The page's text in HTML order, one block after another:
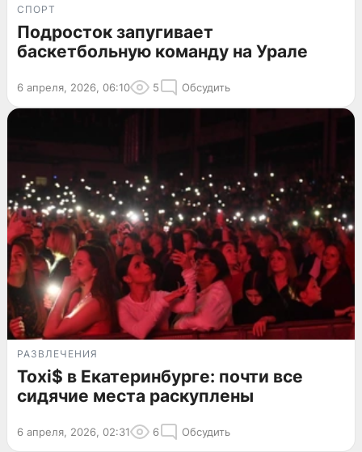
СПОРТ
Подросток запугивает
баскетбольную команду на Урале
6 апреля, 2026, 06:10 5 Обсудить
РАЗВЛЕЧЕНИЯ
Toxi$ в Екатеринбурге: почти все
сидячие места раскуплены
6 апреля, 2026, 02:31 6 Обсудить